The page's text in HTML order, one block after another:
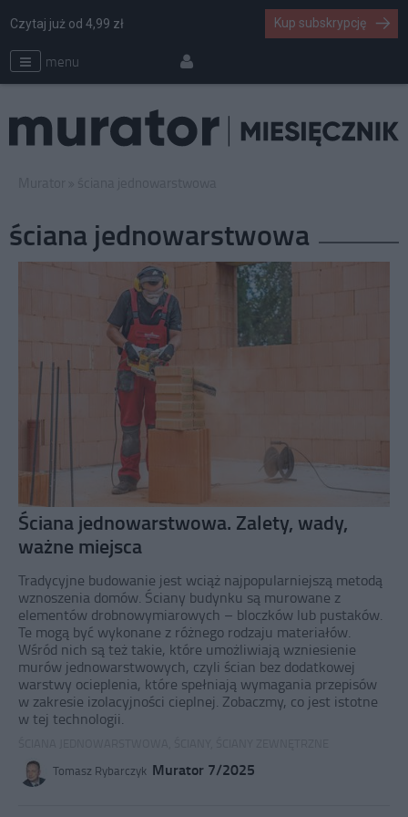
menu
Czytaj już od 4,99 zł Kup subskrypcję
ściana jednowarstwowa
Ściana jednowarstwowa. Zalety, wady,
ważne miejsca
Tradycyjne budowanie jest wciąż najpopularniejszą metodą
wznoszenia domów. Ściany budynku są murowane z
elementów drobnowymiarowych – bloczków lub pustaków.
Te mogą być wykonane z różnego rodzaju materiałów.
Wśród nich są też takie, które umożliwiają wzniesienie
murów jednowarstwowych, czyli ścian bez dodatkowej
warstwy ocieplenia, które spełniają wymagania przepisów
w zakresie izolacyjności cieplnej. Zobaczmy, co jest istotne
w tej technologii.
Tomasz Rybarczyk Murator 7/2025